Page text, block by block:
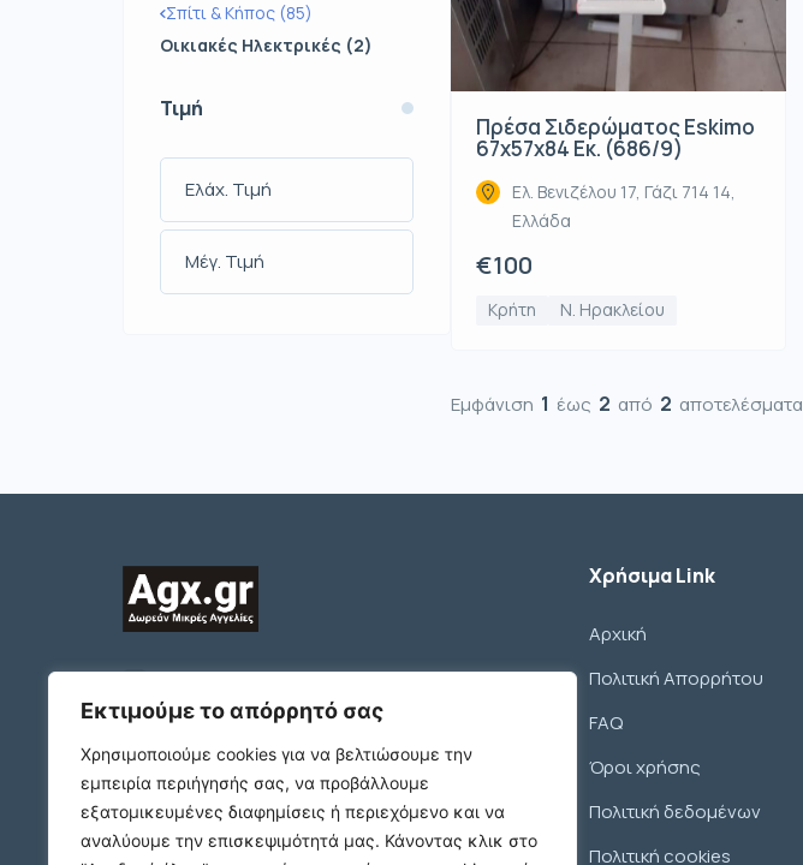
Εκτιμούμε το απόρρητό σας
Χρησιμοποιούμε cookies για να βελτιώσουμε την
εμπειρία περιήγησής σας, να προβάλλουμε
εξατομικευμένες διαφημίσεις ή περιεχόμενο και να
αναλύουμε την επισκεψιμότητά μας. Κάνοντας κλικ στο
Σπίτι & Κήπος (85)
Οικιακές Ηλεκτρικές (2)
Τιμή
Πρέσα Σιδερώματος Eskimo
67x57x84 Εκ. (686/9)
Ελ. Βενιζέλου 17, Γάζι 714 14,
Ελλάδα
€100
Κρήτη Ν. Ηρακλείου
Εμφάνιση 1 έως 2 από 2 αποτελέσματα
ΠΛΑΤΩΝΟΣ 1 Τ.Κ. 54631
support@agx.gr
Follow our social media
Χρήσιμα Link
Αρχική
Πολιτική Απορρήτου
FAQ
Όροι χρήσης
Πολιτική δεδομένων
Πολιτική cookies